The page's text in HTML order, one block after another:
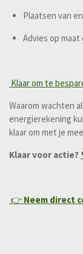
Plaatsen van
Advies op
Klaar om te
Waarom wachten
energierekening
klaar om met je
Klaar voor actie?
👉 Neem direct